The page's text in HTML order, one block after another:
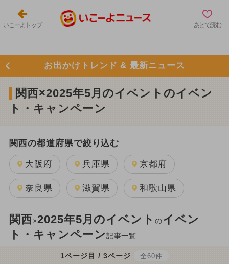
いこーよトップ あとで読む
お出かけトレンド & 最新ニュース
関西×2025年5月のイベントのイベン
ト・キャンペーン
関西の都道府県で絞り込む
大阪府 兵庫県 京都府
奈良県 滋賀県 和歌山県
関西×2025年5月のイベントのイベン
ト・キャンペーン記事一覧
1ページ目 / 3ページ 全60件